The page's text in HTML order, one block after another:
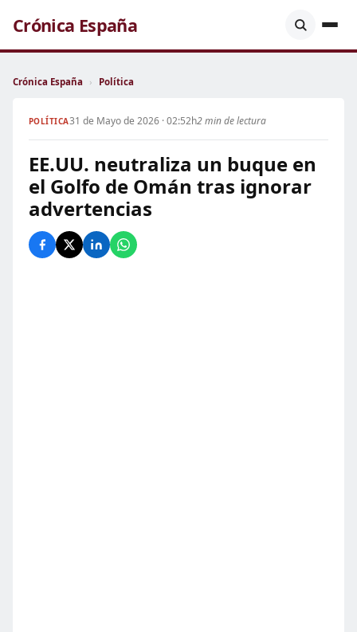
Crónica España
Crónica España › Política
POLÍTICA31 de Mayo de 2026 · 02:52h2 min de lectura
EE.UU. neutraliza un buque en
el Golfo de Omán tras ignorar
advertencias